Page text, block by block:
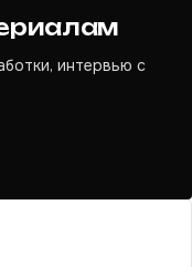
интервью с